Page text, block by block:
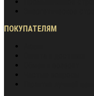
ПОКУПАТЕЛЯМ